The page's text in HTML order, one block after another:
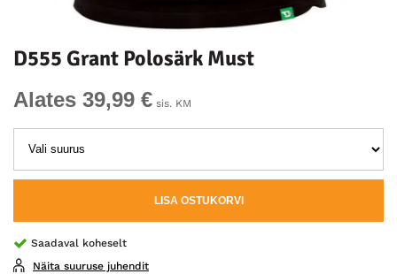
D555 Grant Polosärk Must
Alates 39,99 € sis. KM
LISA OSTUKORVI
Saadaval koheselt
Näita suuruse juhendit